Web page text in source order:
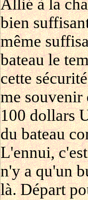
Allié à la
bien
même
bateau le
cette
me souvenir
100 dollars
du bateau
L'ennui,
n'y a qu'un
là. Départ